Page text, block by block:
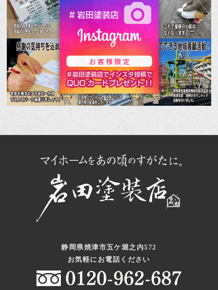
静岡県焼津市五ケ堀之内572
お気軽にお電話ください